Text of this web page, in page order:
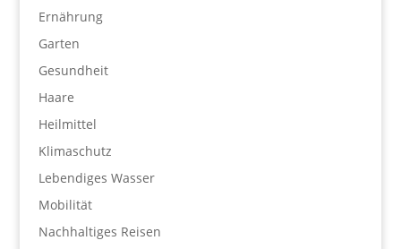
Ernährung
Garten
Gesundheit
Haare
Heilmittel
Klimaschutz
Lebendiges Wasser
Mobilität
Nachhaltiges Reisen